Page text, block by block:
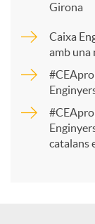
r
t
Girona
Caixa
amb una
catalans